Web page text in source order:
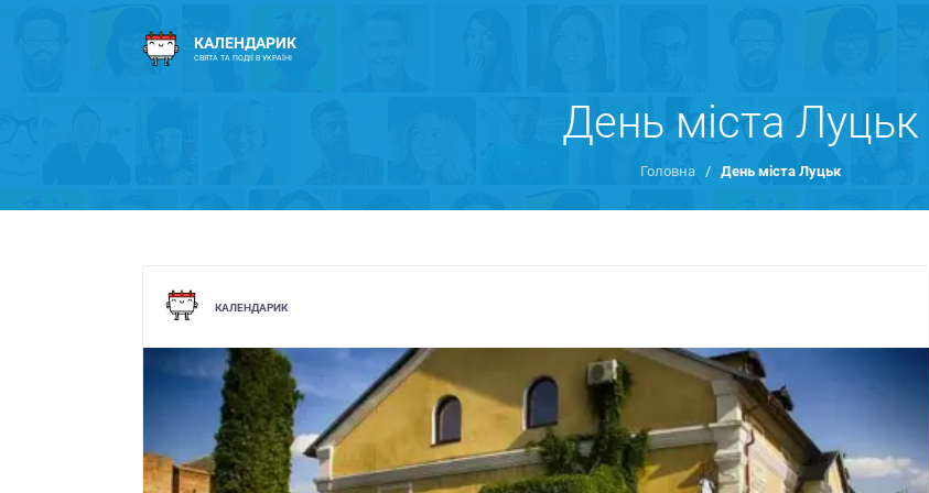
КАЛЕНДАРИК
СВЯТА ТА ПОДІЇ В УКРАЇНІ
День міста Луцьк
Головна / День міста Луцьк
КАЛЕНДАРИК